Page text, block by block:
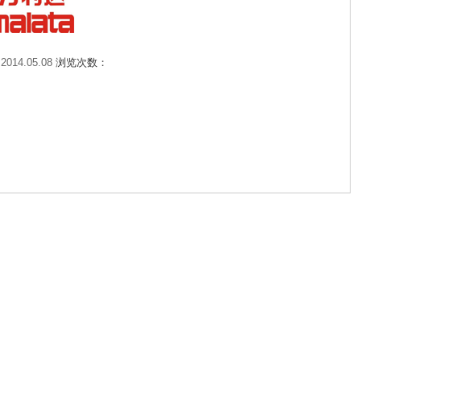
2014.05.08 浏览次数：